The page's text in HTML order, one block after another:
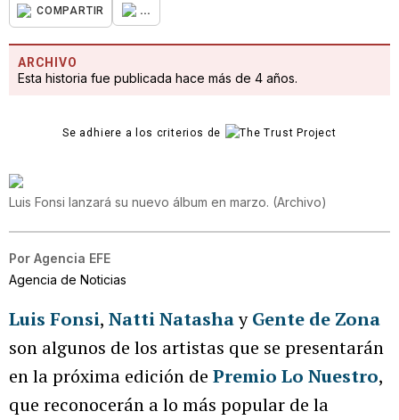
COMPARTIR ...
ARCHIVO
Esta historia fue publicada hace más de 4 años.
Se adhiere a los criterios de
Luis Fonsi lanzará su nuevo álbum en marzo. (Archivo)
Por Agencia EFE
Agencia de Noticias
Luis Fonsi, Natti NatashayGente de Zona
son algunos de los artistas que se presentarán
en la próxima edición de Premio Lo Nuestro,
que reconocerán a lo más popular de la